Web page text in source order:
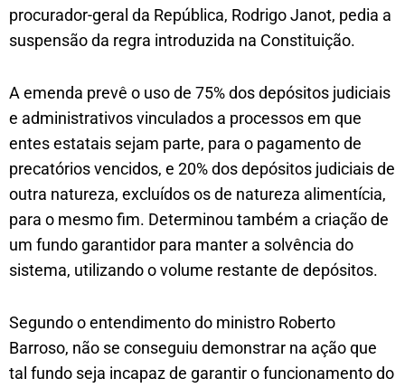
procurador-geral da República, Rodrigo Janot, pedia a
suspensão da regra introduzida na Constituição.
A emenda prevê o uso de 75% dos depósitos judiciais
e administrativos vinculados a processos em que
entes estatais sejam parte, para o pagamento de
precatórios vencidos, e 20% dos depósitos judiciais de
outra natureza, excluídos os de natureza alimentícia,
para o mesmo fim. Determinou também a criação de
um fundo garantidor para manter a solvência do
sistema, utilizando o volume restante de depósitos.
Segundo o entendimento do ministro Roberto
Barroso, não se conseguiu demonstrar na ação que
tal fundo seja incapaz de garantir o funcionamento do